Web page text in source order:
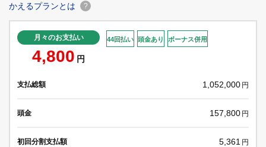
かえるプランとは
?
月々のお支払い
4,800 円
44回払い 頭金あり ボーナス併用
支払総額 1,052,000 円
頭金 157,800 円
初回分割支払額 5,361 円